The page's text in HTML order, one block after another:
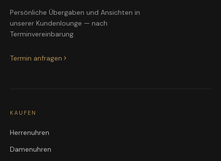
Persönliche Übergaben und Ansichten in
unserer Kundenlounge — nach
Terminvereinbarung.
Termin anfragen
KAUFEN
Herrenuhren
Damenuhren